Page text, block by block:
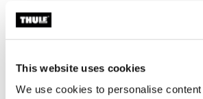
This website uses cookies
We use cookies to personalise